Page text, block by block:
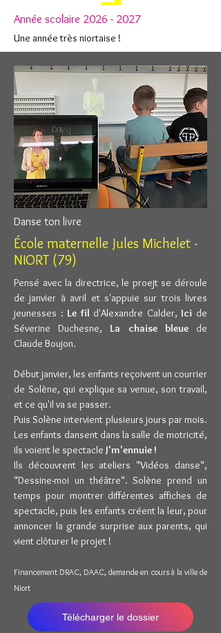
Année scolaire 2026 - 2027
Une année très niortaise !
Danse ton livre
École maternelle Jules Michelet -
NIORT (79)
Pensé avec la directrice, le proejt se déroule
de janvier à avril et s'appuie sur trois livres
jeunesses : Le fil d'Alexandre Calder, Ici de
Séverine Duchesne, La chaise bleuede
Claude Boujon.
Début janvier, les enfants reçoivent un courrier
de Solène, qui explique sa venue, son travail,
et ce qu'il va se passer.
Puis Solène intervient plusieurs jours par mois.
Les enfants dansent dans la salle de motricité,
ils voient le spectacle J'm'ennuie !
Ils découvrent les ateliers "Vidéos danse",
"Dessine-moi un théâtre". Solène prend un
temps pour montrer différentes affiches de
spectacle, puis les enfants créent la leur, pour
annoncer la grande surprise aux parents, qui
vient clôturer le projet !
Financement DRAC, DAAC, demande en cours à la ville de
Niort
Télécharger le dossier